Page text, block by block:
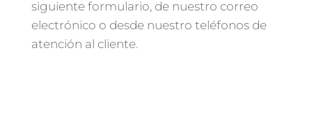
siguiente formulario, de nuestro correo
electrónico o desde nuestro teléfonos de
atención al cliente.